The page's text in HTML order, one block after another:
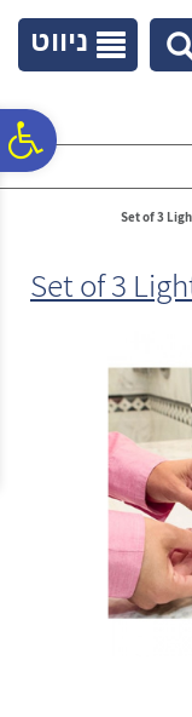
ניווט
Set of 3
Set of 3